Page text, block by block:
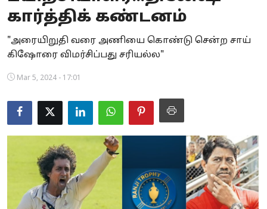
Business
Crime
Tamilnadu
World
Astrology
Spirituality
Weather
கார்த்திக் கண்டனம்
"அரையிறுதி வரை அணியை கொண்டு சென்ற சாய்
கிஷோரை விமர்சிப்பது சரியல்ல"
Mar 5, 2024 - 17:01